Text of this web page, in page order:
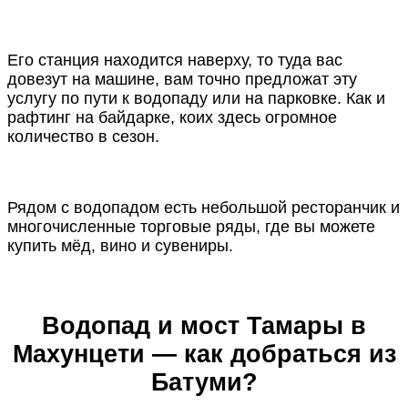
Его станция находится наверху, то туда вас
довезут на машине, вам точно предложат эту
услугу по пути к водопаду или на парковке. Как и
рафтинг на байдарке, коих здесь огромное
количество в сезон.
Рядом с водопадом есть небольшой ресторанчик и
многочисленные торговые ряды, где вы можете
купить мёд, вино и сувениры.
Водопад и мост Тамары в
Махунцети — как добраться из
Батуми?